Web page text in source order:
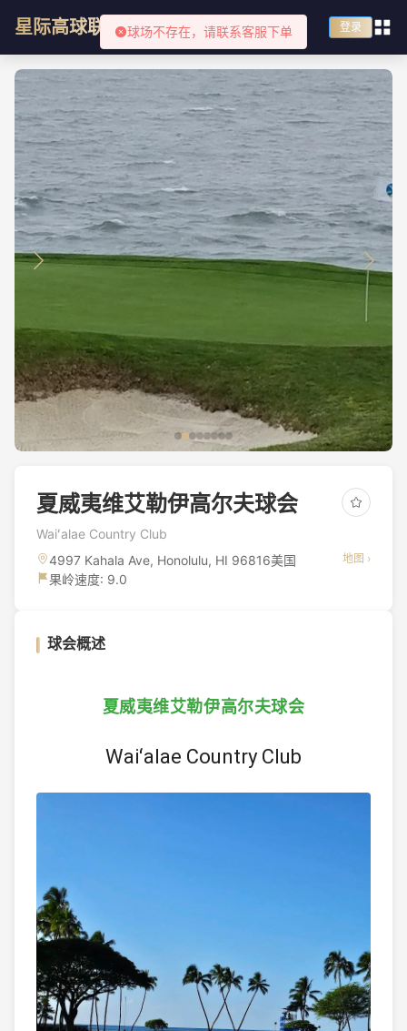
星际高球联盟 登录
夏威夷维艾勒伊高尔夫球会
Waiʻalae Country Club
4997 Kahala Ave, Honolulu, HI 96816美国
地图 ›
果岭速度: 9.0
球会概述
夏威夷维艾勒伊高尔夫球会
Waiʻalae Country Club